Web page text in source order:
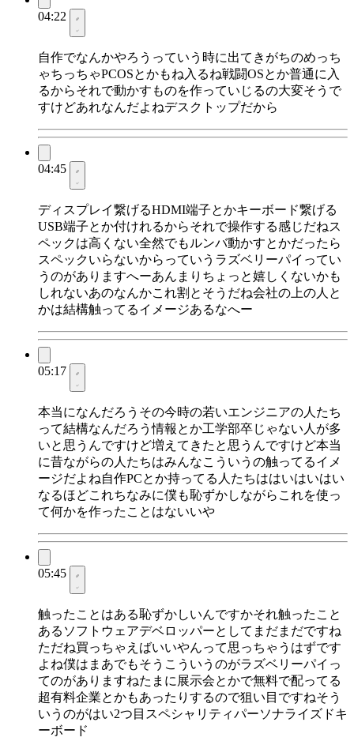
04:22
自作でなんかやろうっていう時に出てきがちのめっち
ゃちっちゃPCOSとかもね入るね戦闘OSとか普通に入
るからそれで動かすものを作っていじるの大変そうで
すけどあれなんだよねデスクトップだから
04:45
ディスプレイ繋げるHDMI端子とかキーボード繋げる
USB端子とか付けれるからそれで操作する感じだねス
ペックは高くない全然でもルンバ動かすとかだったら
スペックいらないからっていうラズベリーパイってい
うのがありますへーあんまりちょっと嬉しくないかも
しれないあのなんかこれ割とそうだね会社の上の人と
かは結構触ってるイメージあるなへー
05:17
本当になんだろうその今時の若いエンジニアの人たち
って結構なんだろう情報とか工学部卒じゃない人が多
いと思うんですけど増えてきたと思うんですけど本当
に昔ながらの人たちはみんなこういうの触ってるイメ
ージだよね自作PCとか持ってる人たちははいはいはい
なるほどこれちなみに僕も恥ずかしながらこれを使っ
て何かを作ったことはないいや
05:45
触ったことはある恥ずかしいんですかそれ触ったこと
あるソフトウェアデベロッパーとしてまだまだですね
ただね買っちゃえばいいやんって思っちゃうはずです
よね僕はまあでもそうこういうのがラズベリーパイっ
てのがありますねたまに展示会とかで無料で配ってる
超有料企業とかもあったりするので狙い目ですねそう
いうのがはい2つ目スペシャリティパーソナライズドキ
ーボード